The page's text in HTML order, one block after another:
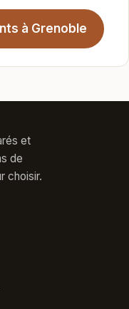
à Grenoble
et
de
choisir.